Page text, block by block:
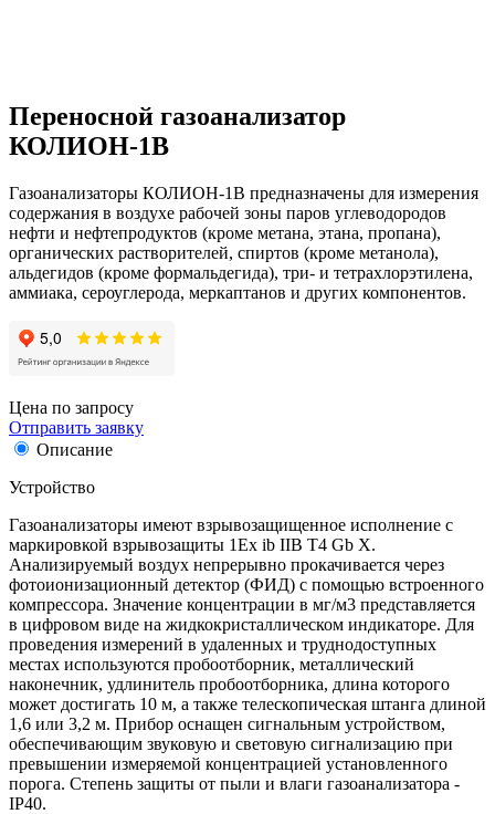
Переносной газоанализатор
КОЛИОН-1В
Газоанализаторы КОЛИОН-1В предназначены для измерения
содержания в воздухе рабочей зоны паров углеводородов
нефти и нефтепродуктов (кроме метана, этана, пропана),
органических растворителей, спиртов (кроме метанола),
альдегидов (кроме формальдегида), три- и тетрахлорэтилена,
аммиака, сероуглерода, меркаптанов и других компонентов.
Цена по запросу
Отправить заявку
Описание
Устройство
Газоанализаторы имеют взрывозащищенное исполнение с
маркировкой взрывозащиты 1Ex ib IIB T4 Gb Х.
Анализируемый воздух непрерывно прокачивается через
фотоионизационный детектор (ФИД) с помощью встроенного
компрессора. Значение концентрации в мг/м3 представляется
в цифровом виде на жидкокристаллическом индикаторе. Для
проведения измерений в удаленных и труднодоступных
местах используются пробоотборник, металлический
наконечник, удлинитель пробоотборника, длина которого
может достигать 10 м, а также телескопическая штанга длиной
1,6 или 3,2 м. Прибор оснащен сигнальным устройством,
обеспечивающим звуковую и световую сигнализацию при
превышении измеряемой концентрацией установленного
порога. Степень защиты от пыли и влаги газоанализатора -
IP40.